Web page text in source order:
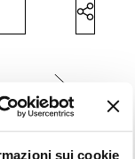
sui cookie